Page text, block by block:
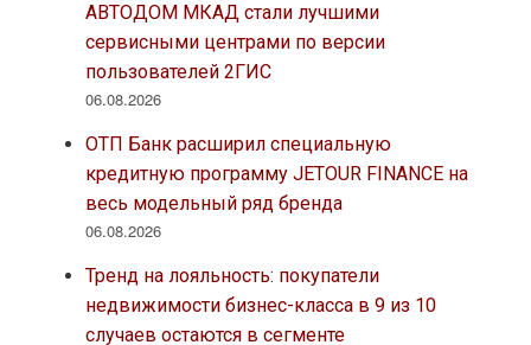
АВТОДОМ МКАД стали лучшими
сервисными центрами по версии
пользователей 2ГИС
06.08.2026
ОТП Банк расширил специальную
кредитную программу JETOUR FINANCE на
весь модельный ряд бренда
06.08.2026
Тренд на лояльность: покупатели
недвижимости бизнес-класса в 9 из 10
случаев остаются в сегменте